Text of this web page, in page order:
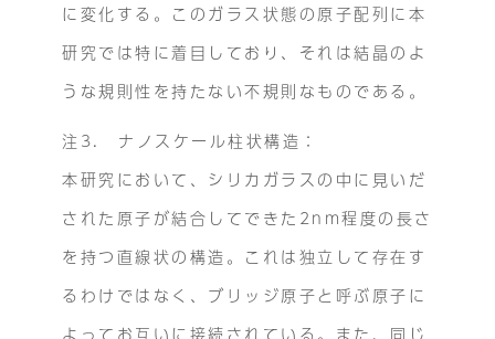
に変化する。このガラス状態の原子配列に本
研究では特に着目しており、それは結晶のよ
うな規則性を持たない不規則なものである。
注3. ナノスケール柱状構造：
本研究において、シリカガラスの中に見いだ
された原子が結合してできた2nm程度の長さ
を持つ直線状の構造。これは独立して存在す
るわけではなく、ブリッジ原子と呼ぶ原子に
よってお互いに接続されている。また、同じ